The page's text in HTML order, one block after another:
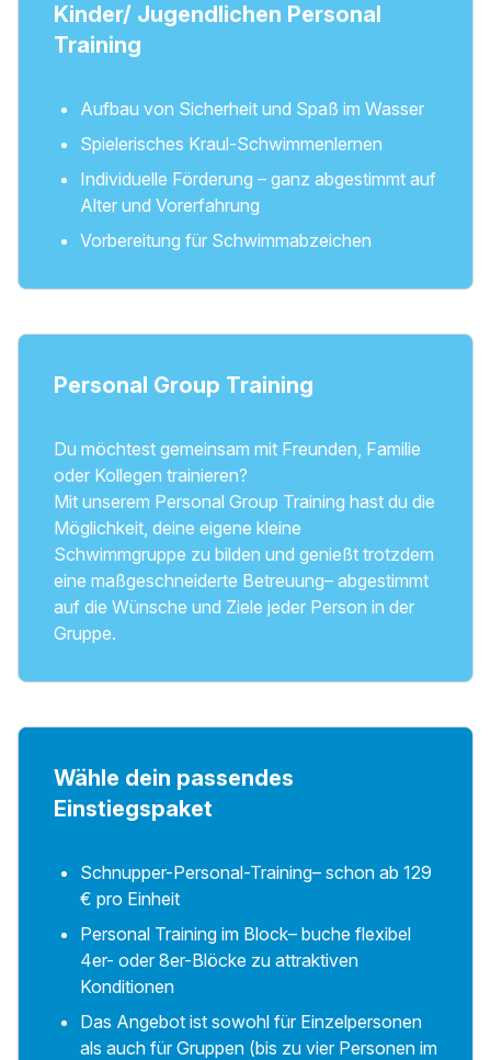
Kinder/ Jugendlichen Personal
Training
Aufbau von Sicherheit und Spaß im Wasser
Spielerisches Kraul-Schwimmenlernen
Individuelle Förderung – ganz abgestimmt auf
Alter und Vorerfahrung
Vorbereitung für Schwimmabzeichen
Personal Group Training
Du möchtest gemeinsam mit Freunden, Familie
oder Kollegen trainieren?
Mit unserem Personal Group Training hast du die
Möglichkeit, deine eigene kleine
Schwimmgruppe zu bilden und genießt trotzdem
eine maßgeschneiderte Betreuung– abgestimmt
auf die Wünsche und Ziele jeder Person in der
Gruppe.
Wähle dein passendes
Einstiegspaket
Schnupper-Personal-Training– schon ab 129
€ pro Einheit
Personal Training im Block– buche flexibel
4er- oder 8er-Blöcke zu attraktiven
Konditionen
Das Angebot ist sowohl für Einzelpersonen
als auch für Gruppen (bis zu vier Personen im